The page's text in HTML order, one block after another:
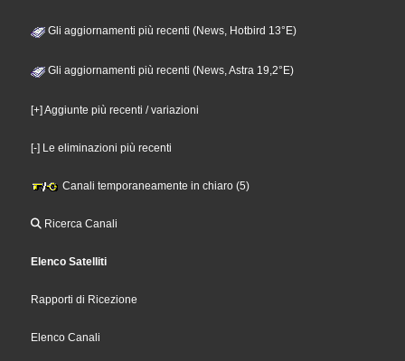
Gli aggiornamenti più recenti (News, Hotbird 13°E)
Gli aggiornamenti più recenti (News, Astra 19,2°E)
[+] Aggiunte più recenti / variazioni
[-] Le eliminazioni più recenti
Canali temporaneamente in chiaro (5)
Ricerca Canali
Elenco Satelliti
Rapporti di Ricezione
Elenco Canali